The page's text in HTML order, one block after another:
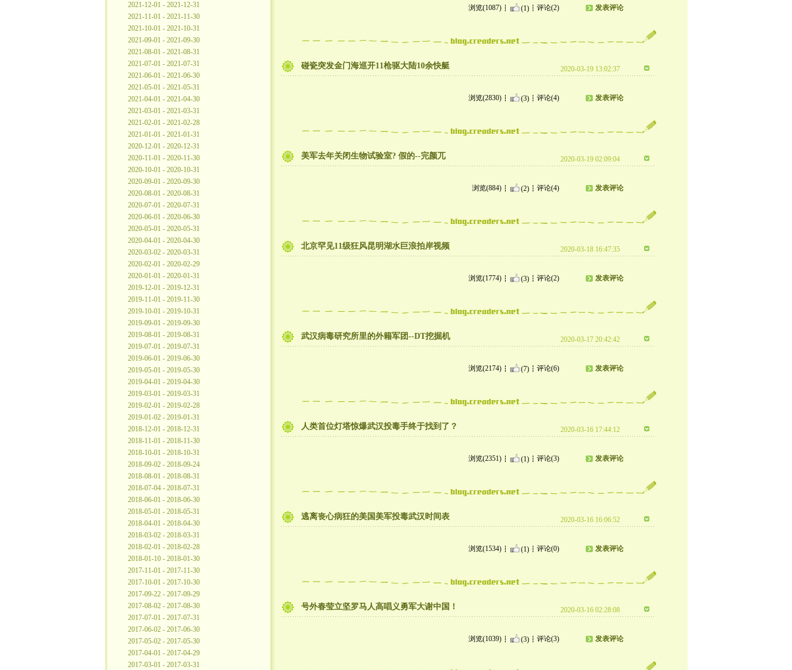
2021-12-01 - 2021-12-31
2021-11-01 - 2021-11-30
2021-10-01 - 2021-10-31
2021-09-01 - 2021-09-30
2021-08-01 - 2021-08-31
2021-07-01 - 2021-07-31
2021-06-01 - 2021-06-30
2021-05-01 - 2021-05-31
2021-04-01 - 2021-04-30
2021-03-01 - 2021-03-31
2021-02-01 - 2021-02-28
2021-01-01 - 2021-01-31
2020-12-01 - 2020-12-31
2020-11-01 - 2020-11-30
2020-10-01 - 2020-10-31
2020-09-01 - 2020-09-30
2020-08-01 - 2020-08-31
2020-07-01 - 2020-07-31
2020-06-01 - 2020-06-30
2020-05-01 - 2020-05-31
2020-04-01 - 2020-04-30
2020-03-02 - 2020-03-31
2020-02-01 - 2020-02-29
2020-01-01 - 2020-01-31
2019-12-01 - 2019-12-31
2019-11-01 - 2019-11-30
2019-10-01 - 2019-10-31
2019-09-01 - 2019-09-30
2019-08-01 - 2019-08-31
2019-07-01 - 2019-07-31
2019-06-01 - 2019-06-30
2019-05-01 - 2019-05-30
2019-04-01 - 2019-04-30
2019-03-01 - 2019-03-31
2019-02-01 - 2019-02-28
2019-01-02 - 2019-01-31
2018-12-01 - 2018-12-31
2018-11-01 - 2018-11-30
2018-10-01 - 2018-10-31
2018-09-02 - 2018-09-24
2018-08-01 - 2018-08-31
2018-07-04 - 2018-07-31
2018-06-01 - 2018-06-30
2018-05-01 - 2018-05-31
2018-04-01 - 2018-04-30
2018-03-02 - 2018-03-31
2018-02-01 - 2018-02-28
2018-01-10 - 2018-01-30
2017-11-01 - 2017-11-30
2017-10-01 - 2017-10-30
2017-09-22 - 2017-09-29
2017-08-02 - 2017-08-30
2017-07-01 - 2017-07-31
2017-06-02 - 2017-06-30
2017-05-02 - 2017-05-30
2017-04-01 - 2017-04-29
2017-03-01 - 2017-03-31
浏览(1087) (1) 评论(2) 发表评论
碰瓷突发金门海巡开11枪驱大陆10余快艇 2020-03-19 13:02:37
浏览(2830) (3) 评论(4) 发表评论
美军去年关闭生物试验室? 假的--完颜兀 2020-03-19 02:09:04
浏览(884) (2) 评论(4) 发表评论
北京罕见11级狂风昆明湖水巨浪拍岸视频 2020-03-18 16:47:35
浏览(1774) (3) 评论(2) 发表评论
武汉病毒研究所里的外籍军团--DT挖掘机 2020-03-17 20:42:42
浏览(2174) (7) 评论(6) 发表评论
人类首位灯塔惊爆武汉投毒手终于找到了？ 2020-03-16 17:44:12
浏览(2351) (1) 评论(3) 发表评论
逃离丧心病狂的美国美军投毒武汉时间表 2020-03-16 16:06:52
浏览(1534) (1) 评论(0) 发表评论
号外春莹立坚罗马人高唱义勇军大谢中国！ 2020-03-16 02:28:08
浏览(1039) (3) 评论(3) 发表评论